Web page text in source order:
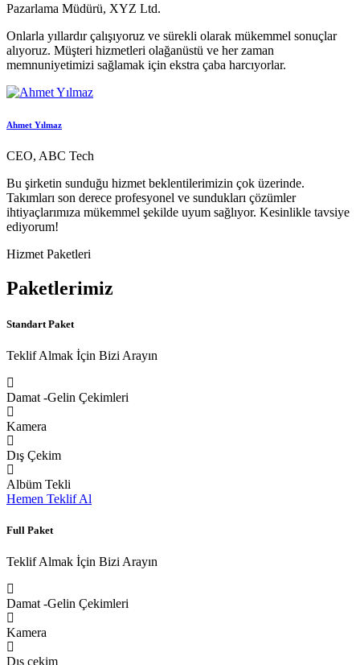
Pazarlama Müdürü, XYZ Ltd.
Onlarla yıllardır çalışıyoruz ve sürekli olarak mükemmel sonuçlar
alıyoruz. Müşteri hizmetleri olağanüstü ve her zaman
memnuniyetimizi sağlamak için ekstra çaba harcıyorlar.
Ahmet Yılmaz
CEO, ABC Tech
Bu şirketin sunduğu hizmet beklentilerimizin çok üzerinde.
Takımları son derece profesyonel ve sundukları çözümler
ihtiyaçlarımıza mükemmel şekilde uyum sağlıyor. Kesinlikle tavsiye
ediyorum!
Hizmet Paketleri
Paketlerimiz
Standart Paket
Teklif Almak İçin Bizi Arayın
Damat -Gelin Çekimleri
Kamera
Dış Çekim
Albüm Tekli
Hemen Teklif Al
Full Paket
Teklif Almak İçin Bizi Arayın
Damat -Gelin Çekimleri
Kamera
Dış çekim